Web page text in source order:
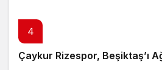
4
Çaykur Rizespor, Beşiktaş’ı